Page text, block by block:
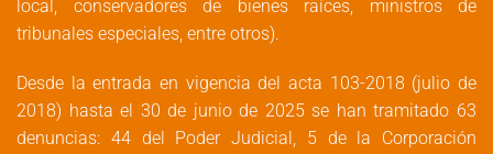
local, conservadores de bienes raíces, ministros de
tribunales especiales, entre otros).
Desde la entrada en vigencia del acta 103-2018 (julio de
2018) hasta el 30 de junio de 2025 se han tramitado 63
denuncias: 44 del Poder Judicial, 5 de la Corporación